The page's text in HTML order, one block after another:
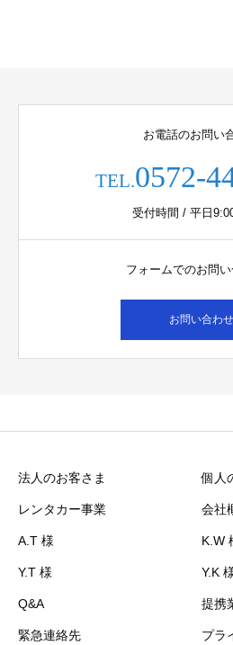
お電話のお問い
TEL.0572-
受付時間 / 平日
フォームでのお問
お問い合わせ
法人のお客さま 個人
レンタカー事業 会社
A.T 様 K.W
Y.T 様 Y.K
Q&A 提携
緊急連絡先 プラ